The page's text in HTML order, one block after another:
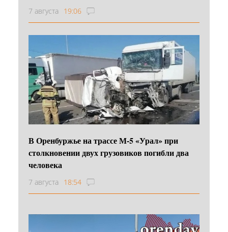
7 августа 19:06
В Оренбуржье на трассе М-5 «Урал» при
столкновении двух грузовиков погибли два
человека
7 августа 18:54